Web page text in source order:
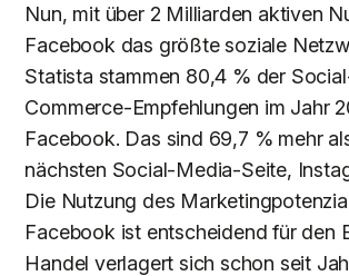
Nun, mit über 2 Milliarden aktiven
Facebook das größte soziale
Statista stammen 80,4 % der
Commerce-Empfehlungen im Jahr
Facebook. Das sind 69,7 % mehr
nächsten Social-Media-Seite,
Die Nutzung des
Facebook ist entscheidend für den
Handel verlagert sich schon seit